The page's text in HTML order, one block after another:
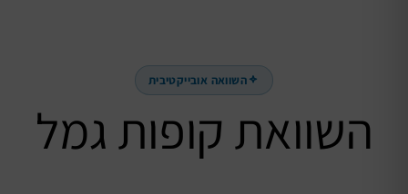
השוואה אובייקטיבית
השוואת קופות גמל